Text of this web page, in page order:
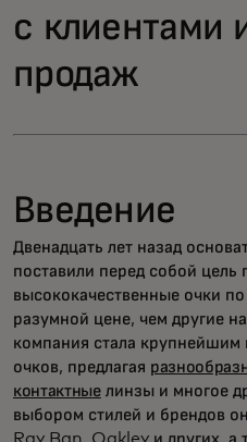
с клиентами
продаж
Введение
Двенадцать лет назад
поставили перед собой цель
высококачественные очки
разумной цене, чем другие
компания стала
очков, предлагая
контактныелинзы и многое
выбором стилей и брендов